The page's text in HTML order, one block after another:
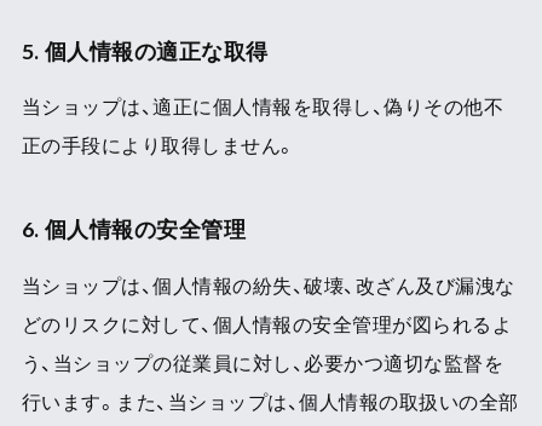
5. 個人情報の適正な取得
当ショップは、適正に個人情報を取得し、偽りその他不
正の手段により取得しません。
6. 個人情報の安全管理
当ショップは、個人情報の紛失、破壊、改ざん及び漏洩な
どのリスクに対して、個人情報の安全管理が図られるよ
う、当ショップの従業員に対し、必要かつ適切な監督を
行います。また、当ショップは、個人情報の取扱いの全部